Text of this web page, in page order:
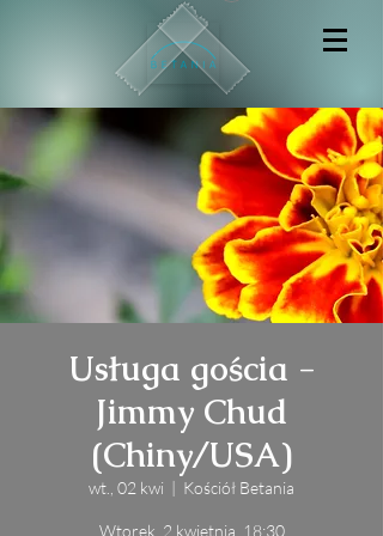
Usługa gościa -
Jimmy Chud
(Chiny/USA)
wt., 02 kwi
  |
Kościół Betania
Wtorek, 2 kwietnia, 18:30